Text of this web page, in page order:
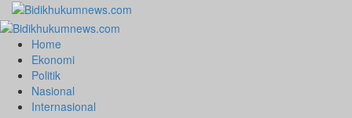
Skip
to
content
Primary
Menu
Home
Ekonomi
Politik
Nasional
Internasional